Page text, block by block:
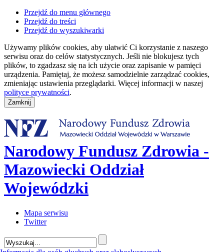
Przejdź do menu głównego
Przejdź do treści
Przejdź do wyszukiwarki
Używamy plików cookies, aby ułatwić Ci korzystanie z naszego
serwisu oraz do celów statystycznych. Jeśli nie blokujesz tych
plików, to zgadzasz się na ich użycie oraz zapisanie w pamięci
urządzenia. Pamiętaj, że możesz samodzielnie zarządzać cookies,
zmieniając ustawienia przeglądarki. Więcej informacji w naszej
polityce prywatności.
Narodowy Fundusz Zdrowia -
Mazowiecki Oddział
Wojewódzki
Mapa serwisu
Twitter